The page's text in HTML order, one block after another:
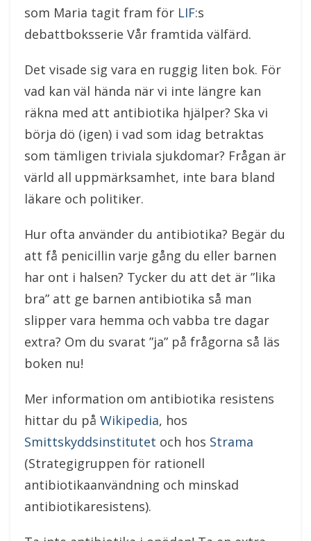
som Maria tagit fram för LIF:s
debattboksserie Vår framtida välfärd.
Det visade sig vara en ruggig liten bok. För
vad kan väl hända när vi inte längre kan
räkna med att antibiotika hjälper? Ska vi
börja dö (igen) i vad som idag betraktas
som tämligen triviala sjukdomar? Frågan är
värld all uppmärksamhet, inte bara bland
läkare och politiker.
Hur ofta använder du antibiotika? Begär du
att få penicillin varje gång du eller barnen
har ont i halsen? Tycker du att det är ”lika
bra” att ge barnen antibiotika så man
slipper vara hemma och vabba tre dagar
extra? Om du svarat ”ja” på frågorna så läs
boken nu!
Mer information om antibiotika resistens
hittar du på Wikipedia, hos
Smittskyddsinstitutet och hos Strama
(Strategigruppen för rationell
antibiotikaanvändning och minskad
antibiotikaresistens).